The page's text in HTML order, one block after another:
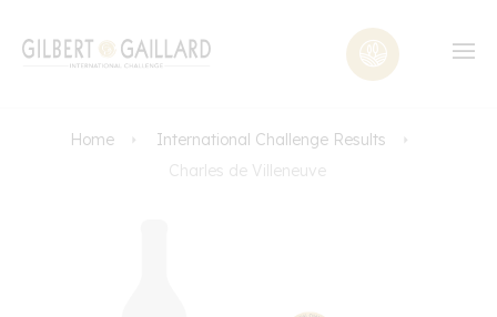
Home
International Challenge Results
Charles de Villeneuve